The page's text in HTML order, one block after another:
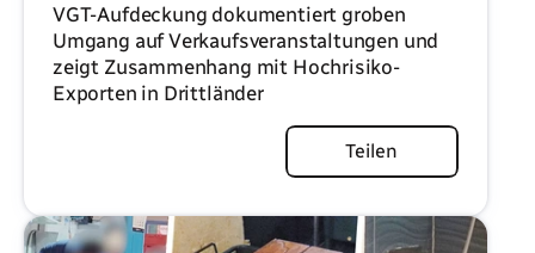
VGT-Aufdeckung dokumentiert groben
Umgang auf Verkaufsveranstaltungen und
zeigt Zusammenhang mit Hochrisiko-
Exporten in Drittländer
Teilen